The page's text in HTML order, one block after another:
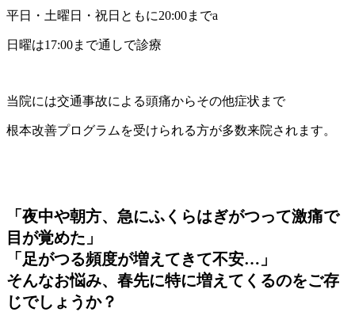
平日・土曜日・祝日ともに20:00までa
日曜は17:00まで通しで診療
当院には交通事故による頭痛からその他症状まで
根本改善プログラムを受けられる方が多数来院されます。
「夜中や朝方、急にふくらはぎがつって激痛で
目が覚めた」
「足がつる頻度が増えてきて不安…」
そんなお悩み、春先に特に増えてくるのをご存
じでしょうか？